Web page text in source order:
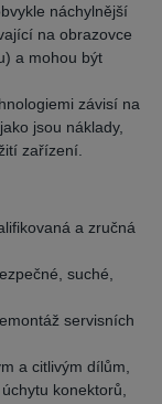
náchylnější
na obrazovce
a mohou být
závisí na
jsou náklady,
zařízení.
a zručná
suché,
servisních
a citlivým dílům,
konektorů,